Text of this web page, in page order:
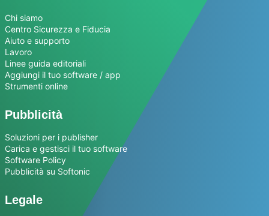
Chi siamo
Centro Sicurezza e Fiducia
Aiuto e supporto
Lavoro
Linee guida editoriali
Aggiungi il tuo software / app
Strumenti online
Pubblicità
Soluzioni per i publisher
Carica e gestisci il tuo software
Software Policy
Pubblicità su Softonic
Legale